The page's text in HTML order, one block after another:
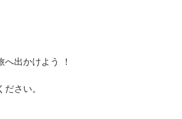
出かけよう ！
さい。